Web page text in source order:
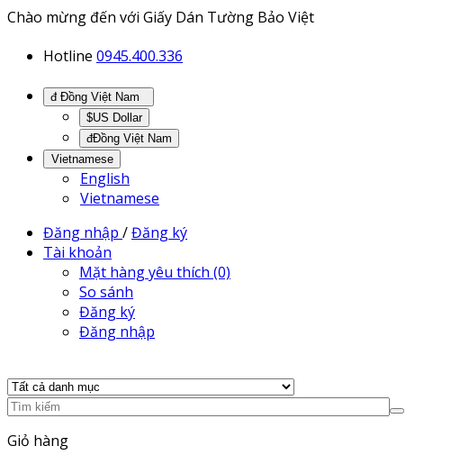
Chào mừng đến với Giấy Dán Tường Bảo Việt
Hotline 0945.400.336
$US Dollar
đĐồng Việt Nam
Vietnamese
English
Vietnamese
Đăng nhập /Đăng ký
Tài khoản
Mặt hàng yêu thích (0)
So sánh
Đăng ký
Đăng nhập
Giỏ hàng